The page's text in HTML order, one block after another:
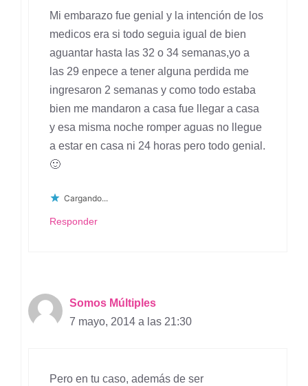
Mi embarazo fue genial y la intención de los
medicos era si todo seguia igual de bien
aguantar hasta las 32 o 34 semanas,yo a
las 29 enpece a tener alguna perdida me
ingresaron 2 semanas y como todo estaba
bien me mandaron a casa fue llegar a casa
y esa misma noche romper aguas no llegue
a estar en casa ni 24 horas pero todo genial.
🙂
Cargando...
Responder
Somos Múltiples
7 mayo, 2014 a las 21:30
Pero en tu caso, además de ser